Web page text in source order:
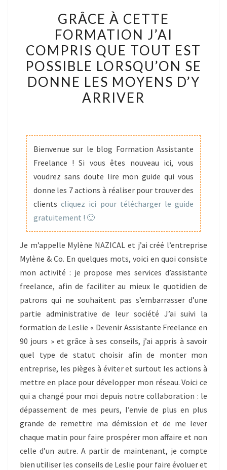
À
CETTE
FORMATION
J’AI
COMPRIS
QUE
TOUT
LORSQU’ON
LES
MOYENS
GRÂCE À CETTE
FORMATION J’AI
COMPRIS QUE TOUT EST
POSSIBLE LORSQU’ON SE
DONNE LES MOYENS D’Y
ARRIVER
Bienvenue sur le blog Formation Assistante
Freelance ! Si vous êtes nouveau ici, vous
voudrez sans doute lire mon guide qui vous
donne les 7 actions à réaliser pour trouver des
clients cliquez ici pour télécharger le guide
gratuitement ! 🙂
Je m’appelle Mylène NAZICAL et j’ai créé l’entreprise
Mylène & Co. En quelques mots, voici en quoi consiste
mon activité : je propose mes services d’assistante
freelance, afin de faciliter au mieux le quotidien de
patrons qui ne souhaitent pas s’embarrasser d’une
partie administrative de leur société J’ai suivi la
formation de Leslie « Devenir Assistante Freelance en
90 jours » et grâce à ses conseils, j’ai appris à savoir
quel type de statut choisir afin de monter mon
entreprise, les pièges à éviter et surtout les actions à
mettre en place pour développer mon réseau. Voici ce
qui a changé pour moi depuis notre collaboration : le
dépassement de mes peurs, l’envie de plus en plus
grande de remettre ma démission et de me lever
chaque matin pour faire prospérer mon affaire et non
celle d’un autre. A partir de maintenant, je compte
bien utiliser les conseils de Leslie pour faire évoluer et